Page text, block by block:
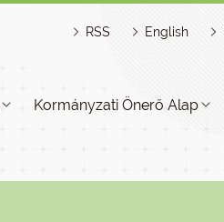
RSS English
Kormányzati Önerő Alap